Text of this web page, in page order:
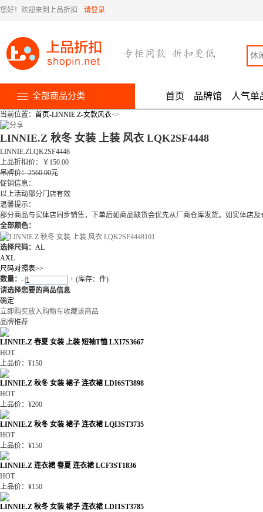
您好！欢迎来到上品折扣 请登录
全部商品分类 首页 品牌馆 人气单
当前位置： 首页-LINNIE.Z-女款风衣<>
LINNIE.Z 秋冬 女装 上装 风衣 LQK2SF4448
LINNIE.ZLQK2SF4448
上品折扣价： ￥ 150.00
吊牌价：2560.00元
促销信息：
以上活动部分门店有效
温馨提示：
部分商品与实体店同步销售，下单后如商品缺货会优先从厂商仓库发货。如实体店
全部颜色：
选择尺码： AL
AXL
尺码对照表>>
数量： - + (库存：件)
请选择您要的商品信息
确定
立即购买放入购物车收藏该商品
品牌推荐
LINNIE.Z 春夏 女装 上装 短袖T恤 LXI7S3667
HOT
上品价：¥150
LINNIE.Z 秋冬 女装 裙子 连衣裙 LDI6ST3898
HOT
上品价：¥200
LINNIE.Z 秋冬 女装 裙子 连衣裙 LQI3ST3735
HOT
上品价：¥150
LINNIE.Z 连衣裙 春夏 连衣裙 LCF3ST1836
HOT
上品价：¥150
LINNIE.Z 秋冬 女装 裙子 连衣裙 LDI1ST3785